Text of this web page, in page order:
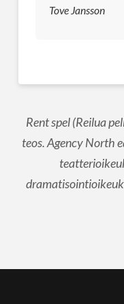
Tove Jansson
Rent spel (Reilua
teos. Agency North